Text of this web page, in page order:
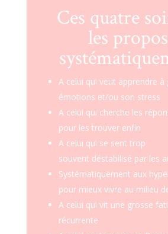
Ces quatre
les
A celui qui veut apprendre à
émotions et/ou son stress
A celui qui cherche les
pour les trouver enfin
A celui qui se sent trop
souvent déstabilisé par les
Systématiquement aux
pour mieux vivre au milieu
A celui qui vit une grosse
récurrente